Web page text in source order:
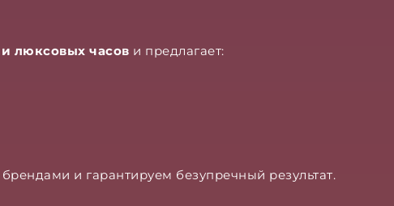
люксовых часов и предлагает:
и гарантируем безупречный результат.